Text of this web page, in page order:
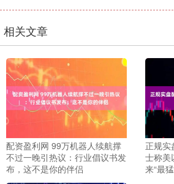
相关文章
配资盈利网 99万机器人续航撑
不过一晚引热议：行业倡议书发
布，这不是你的伴侣
正规实
士称美
来“最